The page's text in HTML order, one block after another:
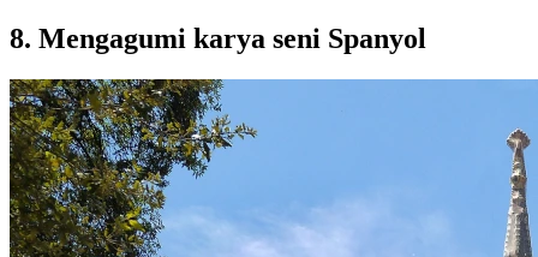
8. Mengagumi karya seni Spanyol